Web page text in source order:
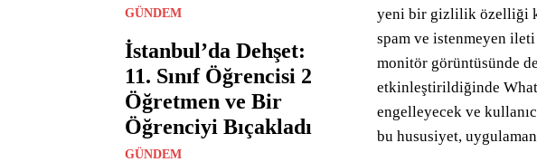
GÜNDEM
İstanbul’da Dehşet:
11. Sınıf Öğrencisi 2
Öğretmen ve Bir
Öğrenciyi Bıçakladı
GÜNDEM
yeni bir gizlilik özelliği
spam ve istenmeyen ileti
monitör görüntüsünde
etkinleştirildiğinde
engelleyecek ve
bu hususiyet,